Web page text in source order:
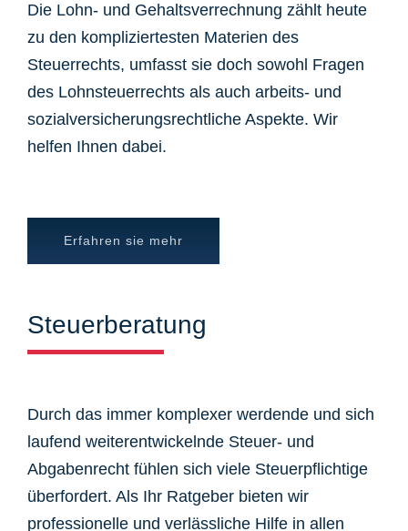
Die Lohn- und Gehaltsverrechnung zählt heute
zu den kompliziertesten Materien des
Steuerrechts, umfasst sie doch sowohl Fragen
des Lohnsteuerrechts als auch arbeits- und
sozialversicherungsrechtliche Aspekte. Wir
helfen Ihnen dabei.
Erfahren sie mehr
Steuerberatung
Durch das immer komplexer werdende und sich
laufend weiterentwickelnde Steuer- und
Abgabenrecht fühlen sich viele Steuerpflichtige
überfordert. Als Ihr Ratgeber bieten wir
professionelle und verlässliche Hilfe in allen